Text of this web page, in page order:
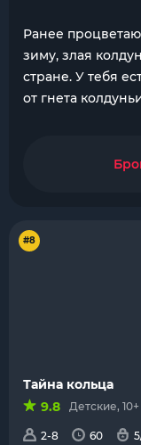
Ранее
зиму, злая
стране. У тебя
от гнета
#8
Тайна кольца
9.8
Детские, 10+
2-8 60